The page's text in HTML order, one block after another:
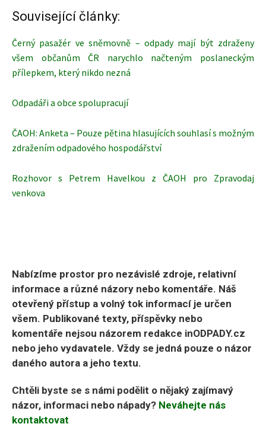
Související články:
Černý pasažér ve sněmovně – odpady mají být zdraženy
všem občanům ČR narychlo načteným poslaneckým
přílepkem, který nikdo nezná
Odpadáři a obce spolupracují
ČAOH: Anketa – Pouze pětina hlasujících souhlasí s možným
zdražením odpadového hospodářství
Rozhovor s Petrem Havelkou z ČAOH pro Zpravodaj
venkova
Nabízíme prostor pro nezávislé zdroje, relativní
informace a různé názory nebo komentáře. Náš
otevřený přístup a volný tok informací je určen
všem. Publikované texty, příspěvky nebo
komentáře nejsou názorem redakce inODPADY.cz
nebo jeho vydavatele. Vždy se jedná pouze o názor
daného autora a jeho textu.
Chtěli byste se s námi podělit o nějaký zajímavý
názor, informaci nebo nápady? Neváhejte nás
kontaktovat